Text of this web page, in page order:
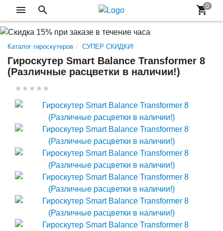
Каталог гироскутеров СУПЕР СКИДКИ!
Гироскутер Smart Balance Transformer 8
(Различные расцветки в наличии!)